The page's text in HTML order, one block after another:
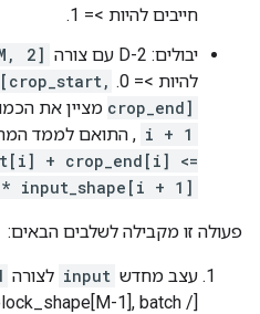
חייבים להיות >= 1.
יבולים: 2-D עם צורה
[M, 2]
להיות >= 0.
crop_end] מציין את
i + 1 , התואם לממד
+ crop_end[i] <=
input_shape[i + 1]
פעולה זו מקבילה לשלבים הבאים:
עצב מחדש input לצורה
1], batch /